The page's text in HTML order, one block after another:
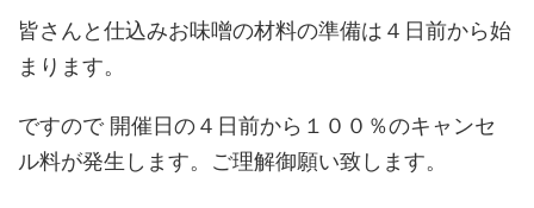
皆さんと仕込みお味噌の材料の準備は４日前から始
まります。
ですので 開催日の４日前から１００％のキャンセ
ル料が発生します。ご理解御願い致します。